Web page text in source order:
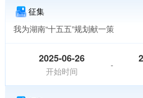
征集
我为湖南“十五五”规划献一策
2025-06-26
开始时间
-